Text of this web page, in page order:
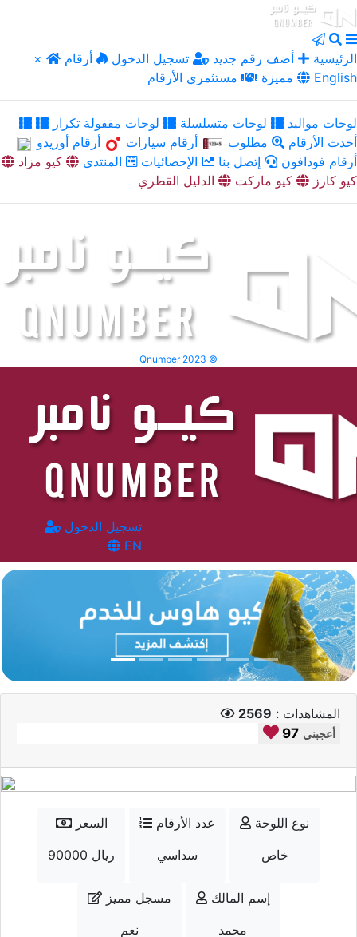
× الرئيسية أضف رقم جديد تسجيل الدخول
أرقام
مميزة
مستثمري الأرقام English
لوحات مواليد لوحات متسلسلة
لوحات مقفولة تكرار
أحدث الأرقام
مطلوب أرقام سيارات
أرقام أوريدو
أرقام فودافون
إتصل بنا الإحصائيات المنتدى
كيو مزاد
كيو كارز
كيو ماركت الدليل القطري
Qnumber 2023 ©
تسجيل الدخول
EN